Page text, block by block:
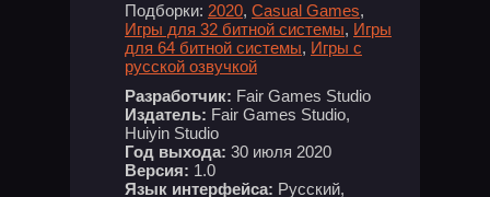
Подборки: 2020, Casual Games,
Игры для 32 битной системы, Игры
для 64 битной системы, Игры с
русской озвучкой
Разработчик: Fair Games Studio
Издатель: Fair Games Studio,
Huiyin Studio
Год выхода: 30 июля 2020
Версия: 1.0
Язык интерфейса: Русский,